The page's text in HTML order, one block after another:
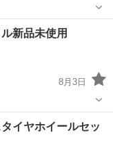
新品未使用
8月3日
ル
イヤホイールセッ